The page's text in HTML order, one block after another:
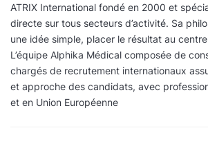
ATRIX International fondé en 2000 et
directe sur tous secteurs d’activité. Sa
une idée simple, placer le résultat au
L’équipe Alphika Médical composée de
chargés de recrutement internationaux
et approche des candidats, avec
et en Union Européenne